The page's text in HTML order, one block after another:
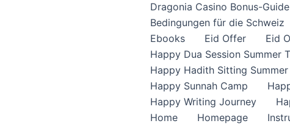
Dragonia Casino Bonus-
Bedingungen für die Schweiz
Ebooks
Eid Offer Eid
Happy Dua Session Summer
Happy Hadith Sitting Summer
Happy Sunnah Camp
Happy Writing Journey
Home
Homepage